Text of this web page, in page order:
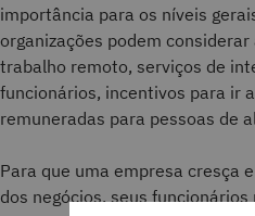
importância para os níveis
organizações podem
trabalho remoto, serviços de
funcionários, incentivos para ir
remuneradas para pessoas de
Para que uma empresa cresça
dos negócios, seus